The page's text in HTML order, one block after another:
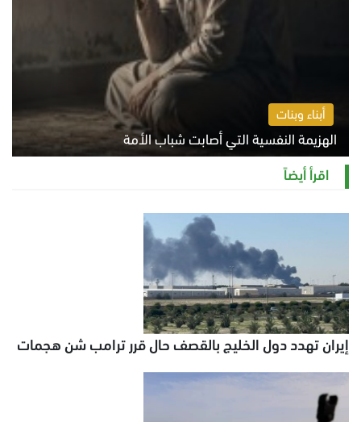
أبناء وبنات
الهزيمة النفسية التي أصابت شباب الأمة
الخميس 6 أغسطس 2026 11:12 ص
اقرأ أيضاً
إيران تهدد دول الخليج بالقصف حال قرر ترامب شن هجمات